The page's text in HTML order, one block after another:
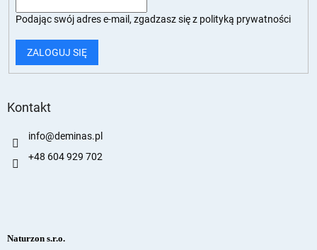
Podając swój adres e-mail, zgadzasz się z polityką prywatności
ZALOGUJ SIĘ
Kontakt
info@deminas.pl
+48 604 929 702
Naturzon s.r.o.